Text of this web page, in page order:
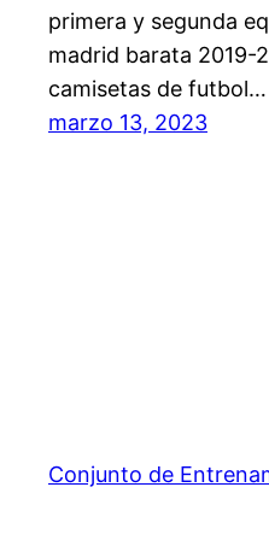
primera y segunda
madrid barata 2019-
camisetas de futbol…
marzo 13, 2023
Conjunto de